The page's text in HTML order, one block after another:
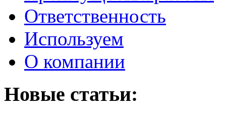
Ответственность
Используем
О компании
Новые статьи: